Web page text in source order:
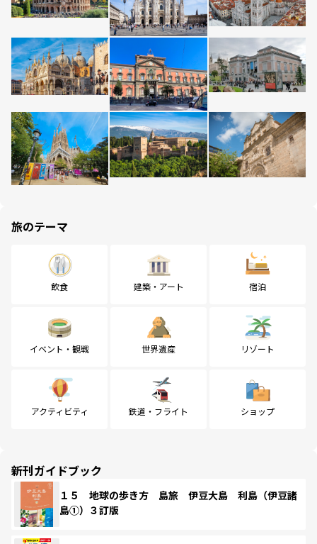
旅のテーマ
飲食 建築・アート 宿泊
イベント・観戦 世界遺産 リゾート
アクティビティ 鉄道・フライト ショップ
新刊ガイドブック
１５ 地球の歩き方 島旅 伊豆大島 利島（伊豆諸
島①）３訂版